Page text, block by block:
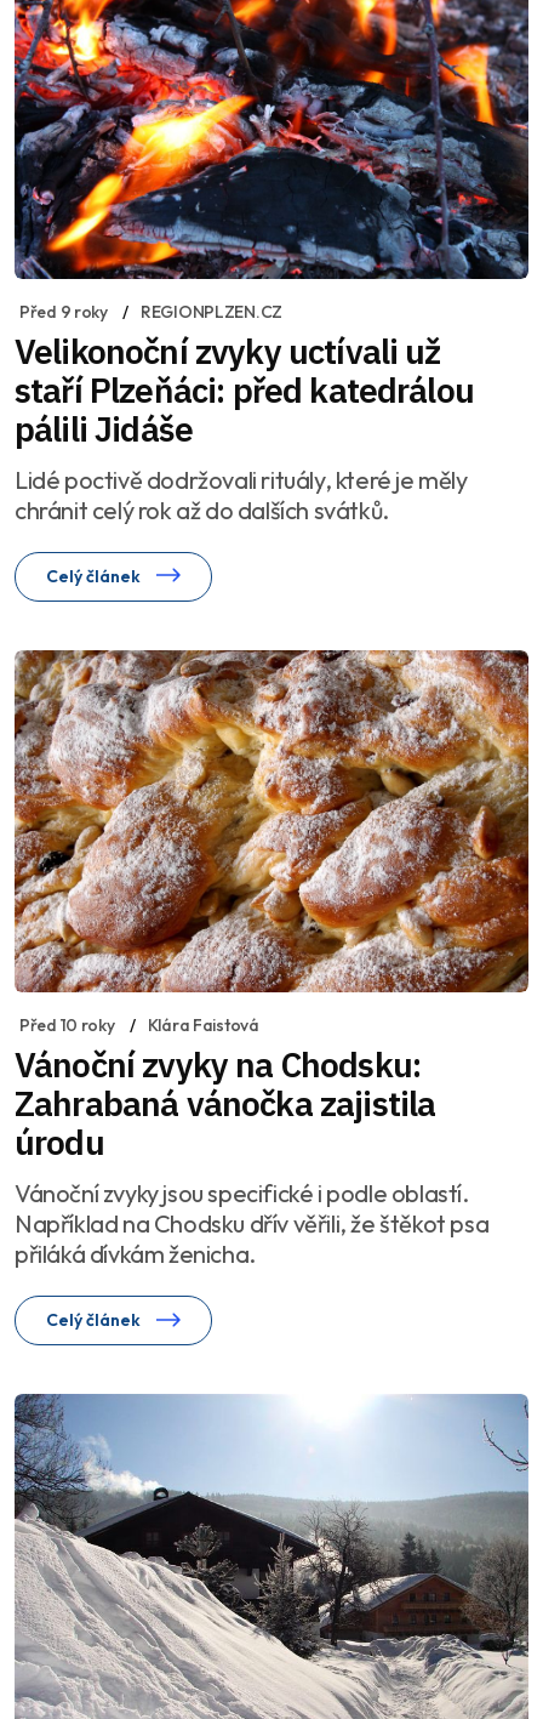
Před 9 roky REGIONPLZEN.CZ
Velikonoční zvyky uctívali už
staří Plzeňáci: před katedrálou
pálili Jidáše
Lidé poctivě dodržovali rituály, které je měly
chránit celý rok až do dalších svátků.
Celý článek
Před 10 roky Klára Faistová
Vánoční zvyky na Chodsku:
Zahrabaná vánočka zajistila
úrodu
Vánoční zvyky jsou specifické i podle oblastí.
Například na Chodsku dřív věřili, že štěkot psa
přiláká dívkám ženicha.
Celý článek